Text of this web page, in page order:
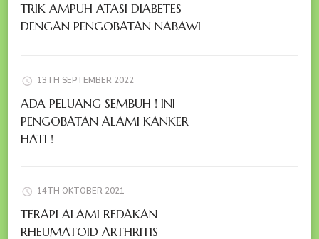
TRIK AMPUH ATASI DIABETES
DENGAN PENGOBATAN NABAWI
13TH SEPTEMBER 2022
ADA PELUANG SEMBUH ! INI
PENGOBATAN ALAMI KANKER
HATI !
14TH OKTOBER 2021
TERAPI ALAMI REDAKAN
RHEUMATOID ARTHRITIS